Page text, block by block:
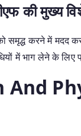
की मुख्य
समृद्ध करने में मदद
में भाग लेने के लिए